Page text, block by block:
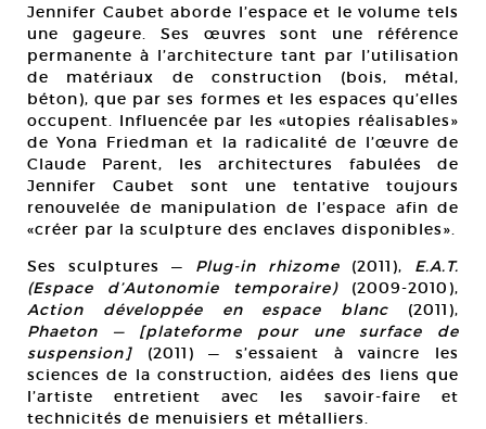
Jennifer Caubet aborde l’espace et le volume tels
une gageure. Ses œuvres sont une référence
permanente à l’architecture tant par l’utilisation
de matériaux de construction (bois, métal,
béton), que par ses formes et les espaces qu’elles
occupent. Influencée par les «utopies réalisables»
de Yona Friedman et la radicalité de l’œuvre de
Claude Parent, les architectures fabulées de
Jennifer Caubet sont une tentative toujours
renouvelée de manipulation de l’espace afin de
«créer par la sculpture des enclaves disponibles».
Ses sculptures — Plug-in rhizome (2011), E.A.T.
(Espace d’Autonomie temporaire) (2009-2010),
Action développée en espace blanc (2011),
Phaeton — [plateforme pour une surface de
suspension] (2011) — s’essaient à vaincre les
sciences de la construction, aidées des liens que
l’artiste entretient avec les savoir-faire et
technicités de menuisiers et métalliers.